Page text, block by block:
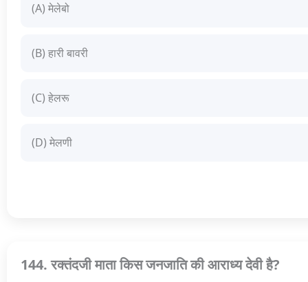
(A) मेलेबो
(B) हारी बावरी
(C) हेलरू
(D) मेलणी
144. रक्तंदजी माता किस जनजाति की आराध्य देवी है?